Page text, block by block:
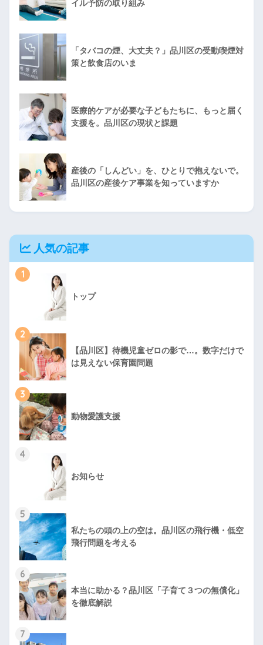
イル予防の取り組み
「タバコの煙、大丈夫？」品川区の受動喫煙対
策と飲食店のいま
医療的ケアが必要な子どもたちに、もっと届く
支援を。品川区の現状と課題
産後の「しんどい」を、ひとりで抱えないで。
品川区の産後ケア事業を知っていますか
人気の記事
1
トップ
2
【品川区】待機児童ゼロの影で…。数字だけで
は見えない保育園問題
3
動物愛護支援
4
お知らせ
5
私たちの頭の上の空は。品川区の飛行機・低空
飛行問題を考える
6
本当に助かる？品川区「子育て３つの無償化」
を徹底解説
7